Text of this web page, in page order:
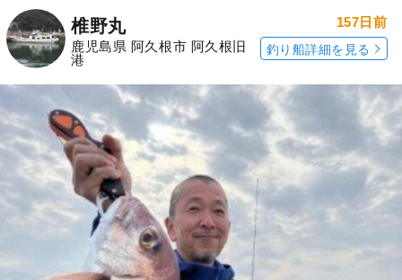
椎野丸
鹿児島県 阿久根市 阿久根旧
港
157日前
釣り船詳細を見る